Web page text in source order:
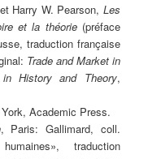
Harry W. Pearson, Les
et la théorie(préface
traduction française
Trade and Market in
in History and Theory,
York, Academic Press.
, Paris: Gallimard, coll.
traduction